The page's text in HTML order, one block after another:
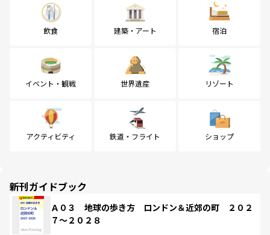
飲食 建築・アート 宿泊
イベント・観戦 世界遺産 リゾート
アクティビティ 鉄道・フライト ショップ
新刊ガイドブック
Ａ０３ 地球の歩き方 ロンドン＆近郊の町 ２０２
７～２０２８